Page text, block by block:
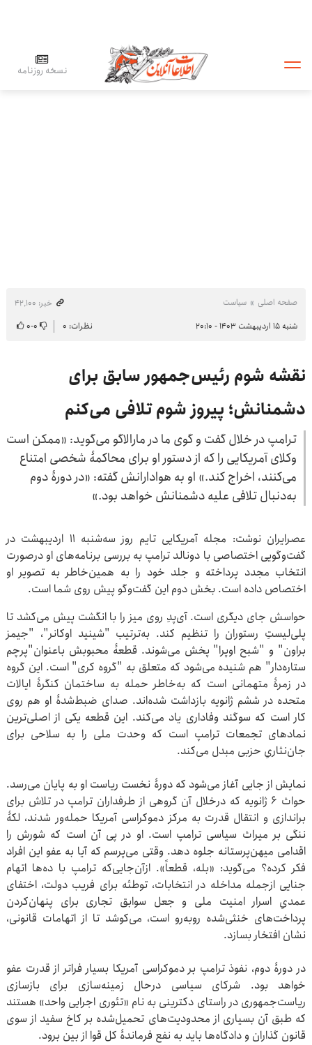
نسخه روزنامه
صفحه اصلی سیاست
خبر: ۴۲٬۱۰۰
شنبه ۱۵ اردیبهشت ۱۴۰۳ - ۲۰:۱۰
نظرات: ۰ ۰-۰
نقشه شوم رئیس‌جمهور سابق برای
دشمنانش؛ پیروز شوم تلافی می‌‎کنم
ترامپ در خلال گفت و گوی ما در مارالاگو می‌گوید: «ممکن است
وکلای آمریکایی را که از دستور او برای محاکمۀ شخصی امتناع
می‌کنند، اخراج کند.» او به هوادارانش گفته: «در دورۀ دوم
به‌دنبال تلافی علیه دشمنانش خواهد بود.»
عصرایران نوشت: مجله آمریکایی تایم روز سه‌شنبه ۱۱ اردیبهشت در
گفت‌و‌گویی اختصاصی با دونالد ترامپ به بررسی برنامه‌های او درصورت
انتخاب مجدد پرداخته و جلد خود را به همین‌خاطر به تصویر او
اختصاص داده است. بخش دوم این گفت‌و‌گو پیش روی شما است.
حواسش جای دیگری است. آی‌پدِ روی میز را با انگشت پیش می‌کشد تا
پلی‌لیستِ رستوران را تنظیم کند. به‌ترتیب "شینید اوکانر"، "جیمز
براون" و "شبح اوپرا" پخش می‌شوند. قطعۀ محبوبش باعنوان"پرچم
ستاره‌دار" هم شنیده می‌شود که متعلق به "گروه کری" است. این گروه
در زمرۀ متهمانی است که به‌خاطر حمله به ساختمان کنگرۀ ایالات
متحده در ششم ژانویه بازداشت شده‌اند. صدای ضبط‌شدۀ او هم روی
کار است که سوگند وفاداری یاد می‌کند. این قطعه یکی از اصلی‌ترین
نمادهای تجمعات ترامپ است که وحدت ملی را به سلاحی برای
جان‌نثاری‌ِ حزبی مبدل می‌کند.
نمایش از جایی آغاز می‌شود که دورۀ نخست ریاست او به پایان می‌رسد.
حواث ۶ ژانویه که درخلال آن گروهی از طرفداران ترامپ در تلاش برای
براندازی و انتقال قدرت به مرکز دموکراسی آمریکا حمله‌ور شدند، لکۀ
ننگی بر میراث سیاسی ترامپ است. او در پی آن است که شورش را
اقدامی میهن‌پرستانه جلوه دهد. وقتی می‌پرسم که آیا به عفو این افراد
فکر کرده؟ می‌گوید: «بله، قطعاً». ازآن‌جایی‌که ترامپ با ده‌ها اتهام
جنایی ازجمله مداخله در انتخابات، توطئه برای فریب دولت، اختفای
عمدیِ اسرار امنیت ملی و جعل سوابق تجاری برای پنهان‌کردن
پرداخت‌های خنثی‌شده روبه‌رو است، می‌کوشد تا از اتهامات قانونی،
نشان افتخار بسازد.
در دورۀ دوم، نفوذ ترامپ بر دموکراسی آمریکا بسیار فراتر از قدرت عفو
خواهد بود. شرکای سیاسی درحال زمینه‌سازی برای بازسازی
ریاست‌جمهوری در راستای دکترینی به نام «تئوری اجرایی واحد» هستند
که طبق آن بسیاری از محدودیت‌های تحمیل‌شده بر کاخ سفید از سوی
قانون گذاران و دادگاه‌ها باید به نفع فرماندۀ کل قوا از بین برود.